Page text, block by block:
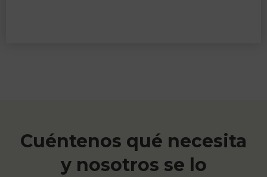
Cuéntenos qué necesita
y nosotros se lo